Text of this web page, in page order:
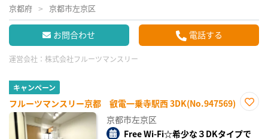
京都府 京都市左京区
お問合わせ 電話する
運営会社： 株式会社フルーツマンスリー
キャンペーン
フルーツマンスリー京都 叡電一乗寺駅西 3DK(No.947569)
り登
京都市左京区
Free Wi-Fi☆希少な３DKタイプで